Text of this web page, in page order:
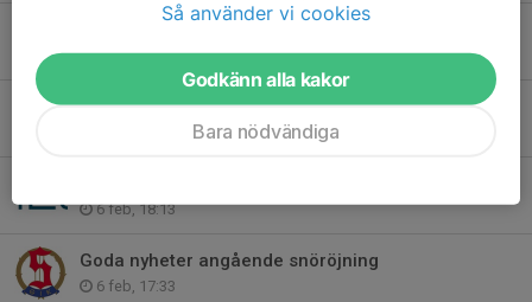
30 mar, 19:52
Medlems- och träningsavgifter för 2026
6 feb, 18:13
Goda nyheter angående snöröjning
6 feb, 17:33
Så använder vi cookies
Godkänn alla kakor
Bara nödvändiga